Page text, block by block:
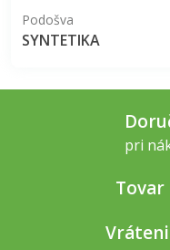
Podošva
SYNTETIKA
pri
Tovar